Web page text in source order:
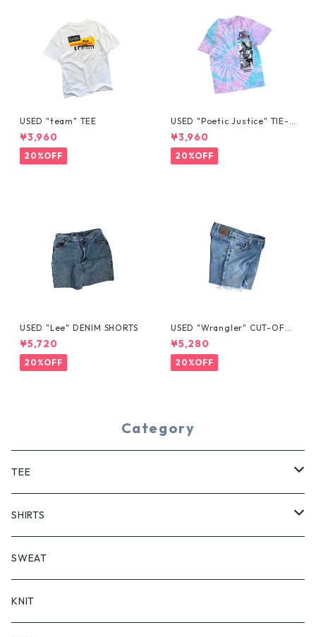
USED "team" TEE
¥3,960
20%OFF
USED "Poetic Justice" TIE-D
YE TEE
¥3,960
20%OFF
USED "Lee" DENIM SHORTS
¥5,720
20%OFF
USED "Wrangler" CUT-OFF
DENIM SHORTS
¥5,280
20%OFF
Category
TEE
SHORT SLEEVE
LONG SLEEVE
SHIRTS
SHORT SLEEVE
LONG SLEEVE
SWEAT
KNIT